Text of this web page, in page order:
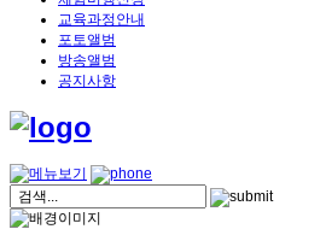
교육과정안내
포토앨범
방송앨범
공지사항